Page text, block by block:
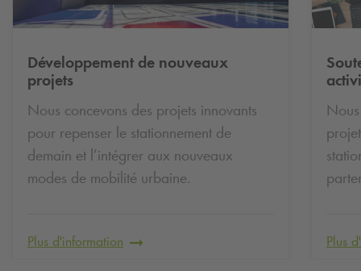
Développement de nouveaux
projets
Nous concevons des projets innovants
pour repenser le stationnement de
demain et l’intégrer aux nouveaux
modes de mobilité urbaine.
Plus d'information Plus